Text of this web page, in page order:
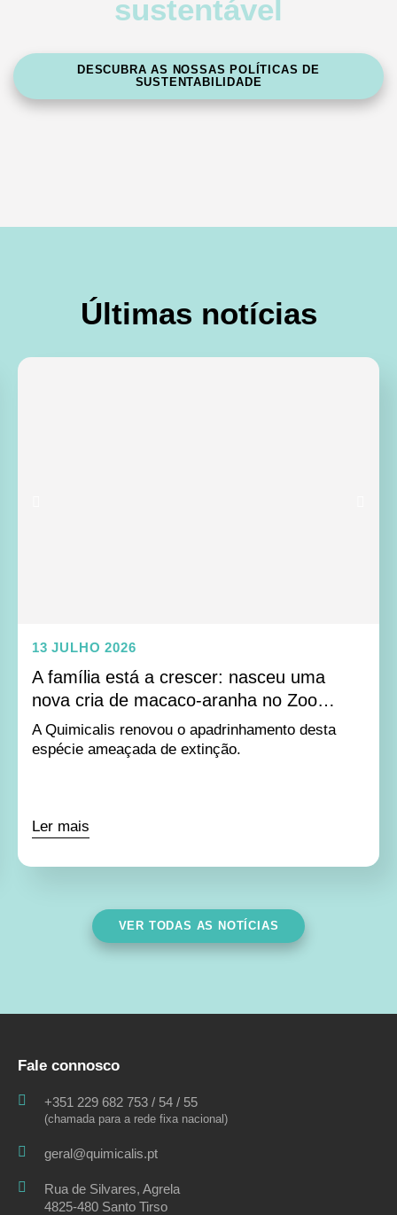
sustentável
DESCUBRA AS NOSSAS POLÍTICAS DE
SUSTENTABILIDADE
Últimas notícias
13 JULHO 2026
A família está a crescer: nasceu uma
nova cria de macaco-aranha no Zoo
Santo Inácio
A Quimicalis renovou o apadrinhamento desta
espécie ameaçada de extinção.
Ler mais
VER TODAS AS NOTÍCIAS
Fale connosco
+351 229 682 753 / 54 / 55
(chamada para a rede fixa nacional)
geral@quimicalis.pt
Rua de Silvares, Agrela
4825-480 Santo Tirso